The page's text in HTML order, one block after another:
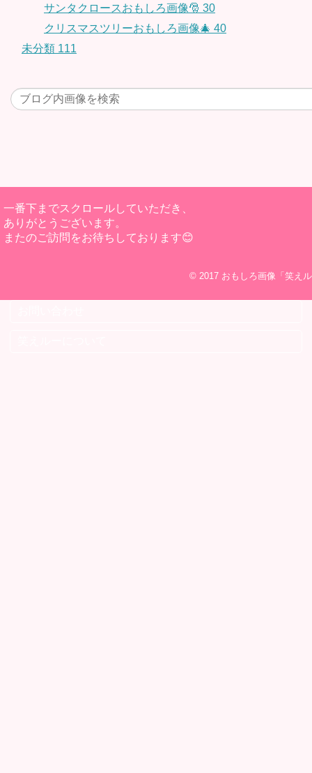
サンタクロースおもしろ画像🎅 30
クリスマスツリーおもしろ画像🎄 40
未分類 111
一番下までスクロールしていただき、
ありがとうございます。
またのご訪問をお待ちしております😊
© 2017 おもしろ画像「笑え